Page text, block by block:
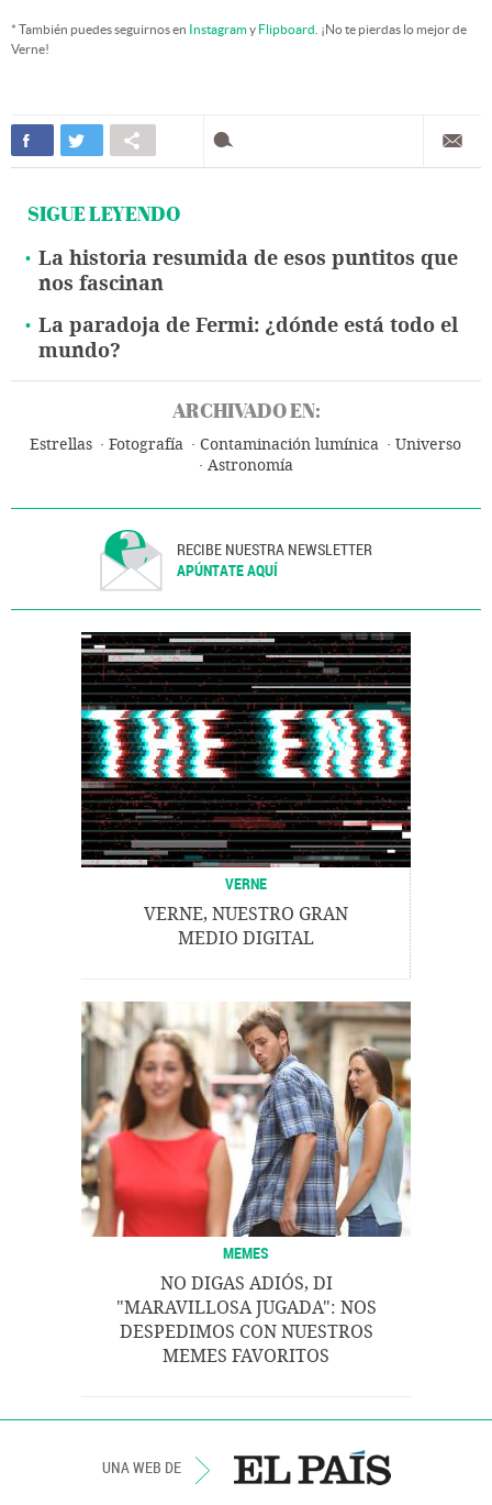
* También puedes seguirnos en Instagramy Flipboard . ¡No te pierdas lo mejor de
Verne!
SIGUE LEYENDO
La historia resumida de esos puntitos que
nos fascinan
La paradoja de Fermi: ¿dónde está todo el
mundo?
ARCHIVADO EN:
Estrellas Fotografía Contaminación lumínica
Universo
Astronomía
RECIBE NUESTRA NEWSLETTER
APÚNTATE AQUÍ
VERNE
VERNE, NUESTRO GRAN
MEDIO DIGITAL
MEMES
NO DIGAS ADIÓS, DI
"MARAVILLOSA JUGADA": NOS
DESPEDIMOS CON NUESTROS
MEMES FAVORITOS
UNA WEB DE